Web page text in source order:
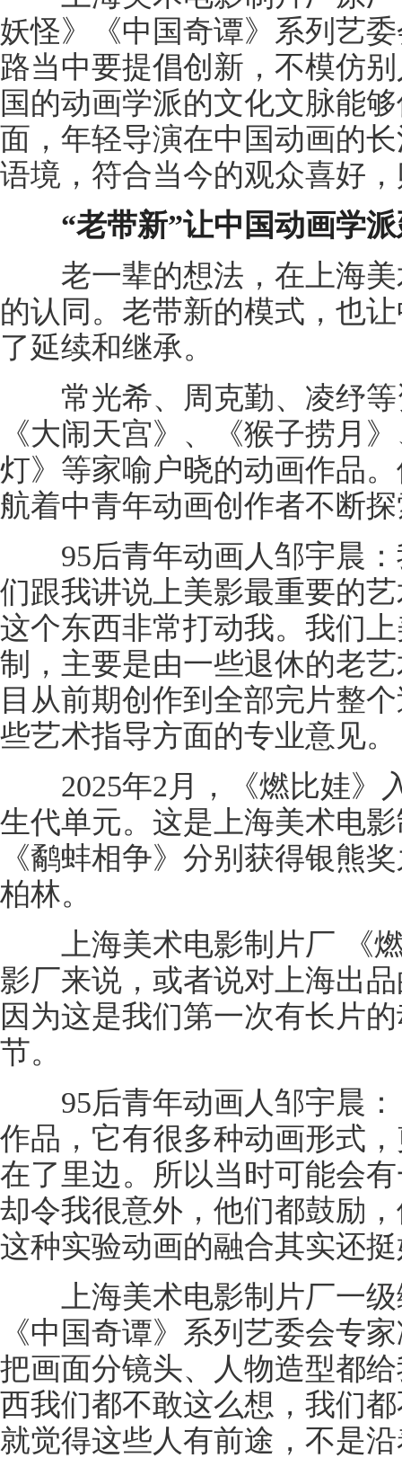
妖怪》《中国奇谭》系列艺
路当中要提倡创新，不模仿
国的动画学派的文化文脉能
面，年轻导演在中国动画的
语境，符合当今的观众喜好
“老带新”让中国动画学
老一辈的想法，在上海美
的认同。老带新的模式，也
了延续和继承。
常光希、周克勤、凌纾等
《大闹天宫》、《猴子捞月
灯》等家喻户晓的动画作品
航着中青年动画创作者不断
95后青年动画人邹宇晨：
们跟我讲说上美影最重要的
这个东西非常打动我。我们
制，主要是由一些退休的老
目从前期创作到全部完片整
些艺术指导方面的专业意见。
2025年2月，《燃比娃》
生代单元。这是上海美术电
《鹬蚌相争》分别获得银熊
柏林。
上海美术电影制片厂 《燃
影厂来说，或者说对上海出
因为这是我们第一次有长片
节。
95后青年动画人邹宇晨：
作品，它有很多种动画形式
在了里边。所以当时可能会
却令我很意外，他们都鼓励
这种实验动画的融合其实还
上海美术电影制片厂一级
《中国奇谭》系列艺委会专
把画面分镜头、人物造型都
西我们都不敢这么想，我们
就觉得这些人有前途，不是